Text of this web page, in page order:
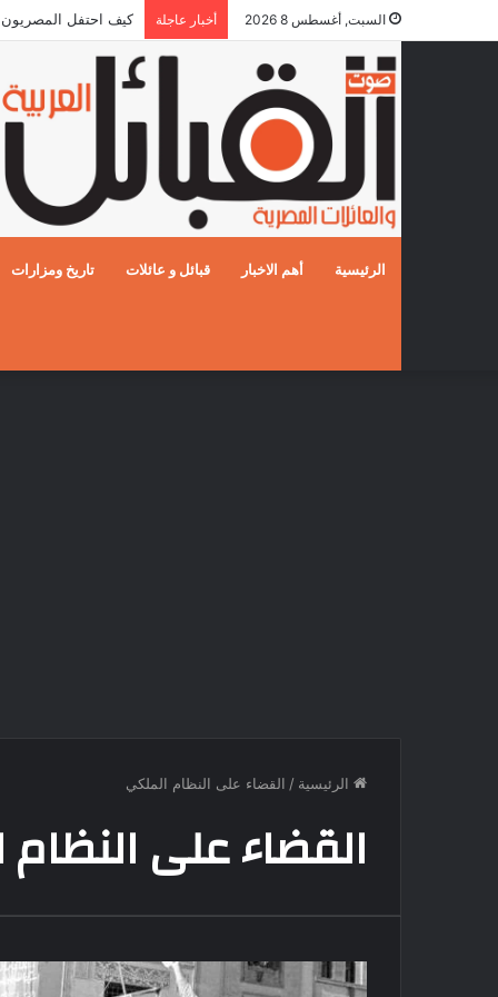
السبت, أغسطس 8 2026 أخبار عاجلة كيف احتفل المصريون
الرئيسية أهم الاخبار قبائل و عائلات تاريخ ومزارات
الرئيسية / القضاء على النظام الملكي
القضاء على